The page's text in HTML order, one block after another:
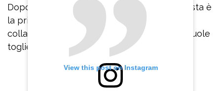
DopoFestival – Tony Effe sfida l’autorità, questa è
la prima miccia della rivoluzione. Per una
collana…si sta ribellando all’anziano che gli vuole
togliere il giocattolo”.
View this post on Instagram